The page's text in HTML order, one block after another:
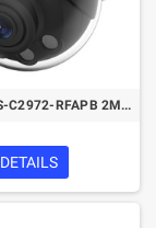
Milesight MS-C2972-RFAPB 2MP Face Detection H.265+ Network Camera
DETAILS